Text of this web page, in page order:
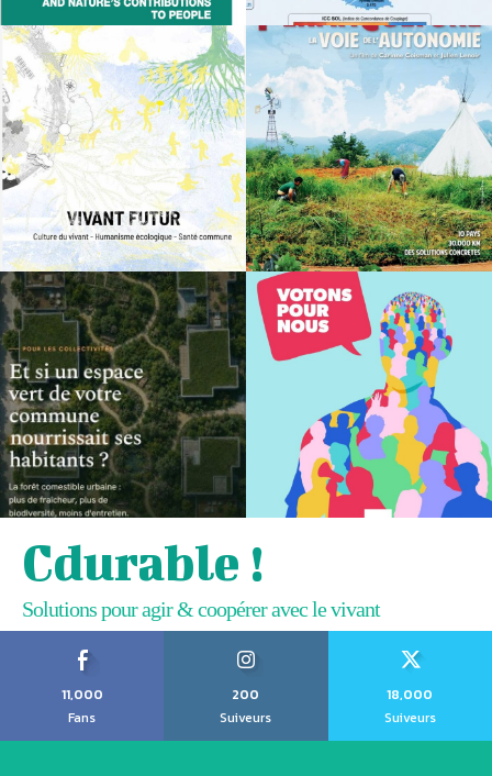
Cdurable !
Solutions pour agir & coopérer avec le vivant
11,000
Fans
200
Suiveurs
18,000
Suiveurs